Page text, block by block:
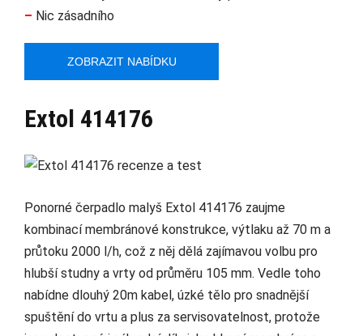
– Nic zásadního
ZOBRAZIT NABÍDKU
Extol 414176
Ponorné čerpadlo malyš Extol 414176 zaujme
kombinací membránové konstrukce, výtlaku až 70 m a
průtoku 2000 l/h, což z něj dělá zajímavou volbu pro
hlubší studny a vrty od průměru 105 mm. Vedle toho
nabídne dlouhý 20m kabel, úzké tělo pro snadnější
spuštění do vrtu a plus za servisovatelnost, protože